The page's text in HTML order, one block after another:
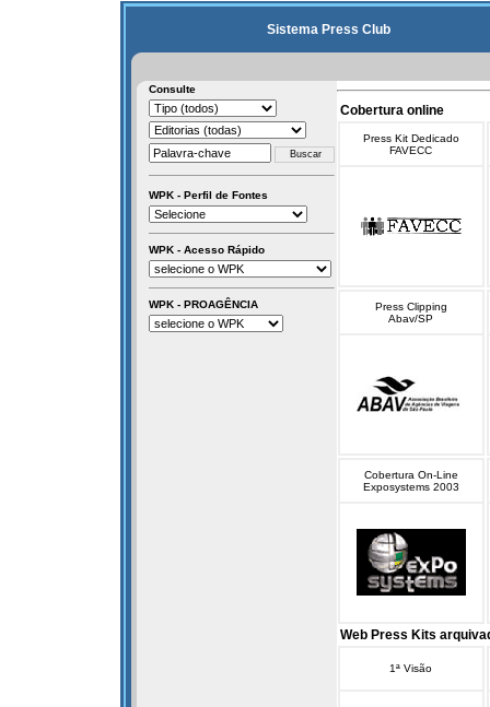
Sistema Press Club
Consulte
WPK - Perfil de Fontes
WPK - Acesso Rápido
WPK - PROAGÊNCIA
Cobertura online
Press Kit Dedicado
FAVECC
Press Clipping
Abav/SP
Cobertura On-Line
Exposystems 2003
Web Press Kits
1ª Visão